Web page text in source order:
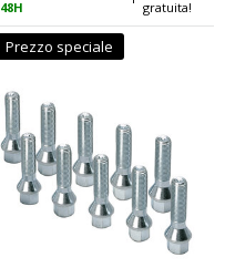
48H gratuita!
Prezzo speciale